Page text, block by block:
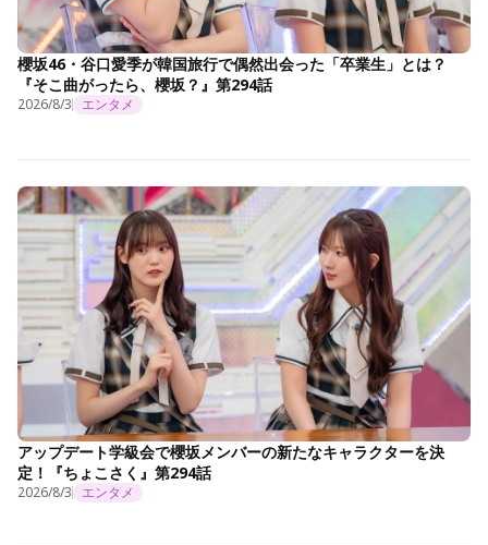
櫻坂46・谷口愛季が韓国旅行で偶然出会った「卒業生」とは？
『そこ曲がったら、櫻坂？』第294話
2026/8/3 エンタメ
アップデート学級会で櫻坂メンバーの新たなキャラクターを決
定！『ちょこさく』第294話
2026/8/3 エンタメ